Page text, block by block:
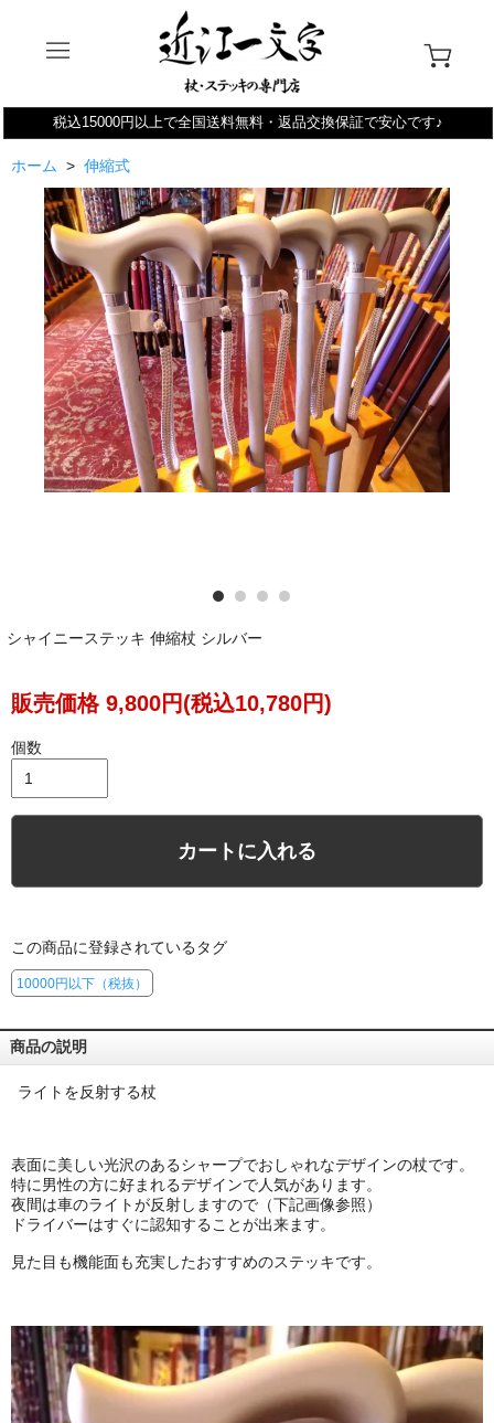
税込15000円以上で全国送料無料・返品交換保証で安心です♪
ホーム > 伸縮式
シャイニーステッキ 伸縮杖 シルバー
販売価格 9,800円(税込10,780円)
個数
カートに入れる
この商品に登録されているタグ
10000円以下（税抜）
商品の説明
ライトを反射する杖
表面に美しい光沢のあるシャープでおしゃれなデザインの杖です。
特に男性の方に好まれるデザインで人気があります。
夜間は車のライトが反射しますので（下記画像参照）
ドライバーはすぐに認知することが出来ます。
見た目も機能面も充実したおすすめのステッキです。